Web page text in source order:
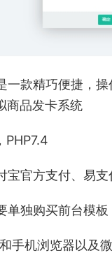
一款精巧便捷，
商品发卡系统
PHP7.4
宝官方支付、易支
单独购买前台模板
手机浏览器以及